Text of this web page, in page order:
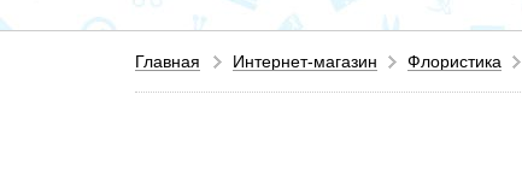
Главная Интернет-магазин Флористика